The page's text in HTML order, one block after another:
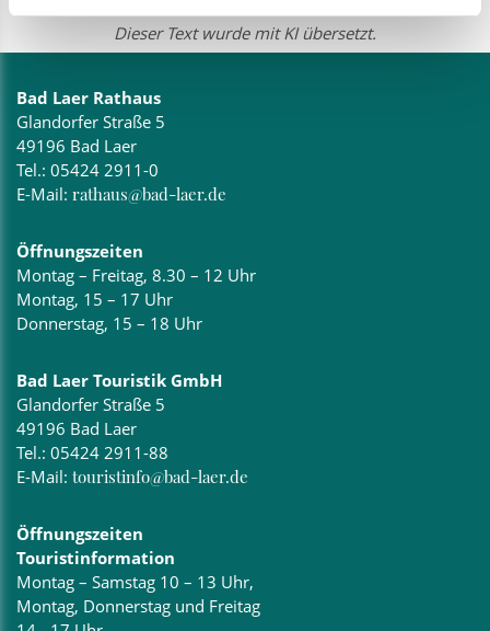
Dieser Text wurde mit KI übersetzt.
Bad Laer Rathaus
Glandorfer Straße 5
49196 Bad Laer
Tel.: 05424 2911-0
E-Mail: rathaus@bad-laer.de
Öffnungszeiten
Montag – Freitag, 8.30 – 12 Uhr
Montag, 15 – 17 Uhr
Donnerstag, 15 – 18 Uhr
Bad Laer Touristik GmbH
Glandorfer Straße 5
49196 Bad Laer
Tel.: 05424 2911-88
E-Mail: touristinfo@bad-laer.de
Öffnungszeiten
Touristinformation
Montag – Samstag 10 – 13 Uhr,
Montag, Donnerstag und Freitag